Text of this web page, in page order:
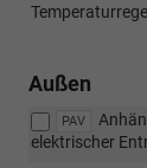
Außen
PAV
elektrischer